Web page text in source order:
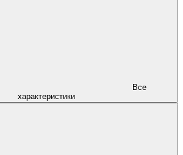
характеристики